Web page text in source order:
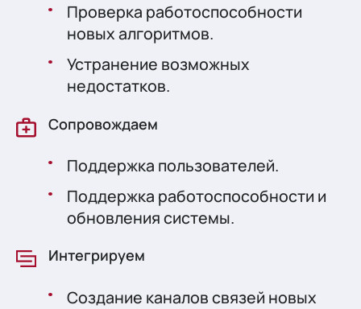
Проверка работоспособности
новых алгоритмов.
Устранение возможных
недостатков.
Сопровождаем
Поддержка пользователей.
Поддержка работоспособности и
обновления системы.
Интегрируем
Создание каналов связей новых